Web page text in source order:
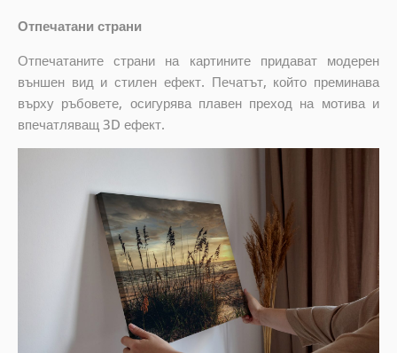
Отпечатани страни
Отпечатаните страни на картините придават модерен
външен вид и стилен ефект. Печатът, който преминава
върху ръбовете, осигурява плавен преход на мотива и
впечатляващ 3D ефект.